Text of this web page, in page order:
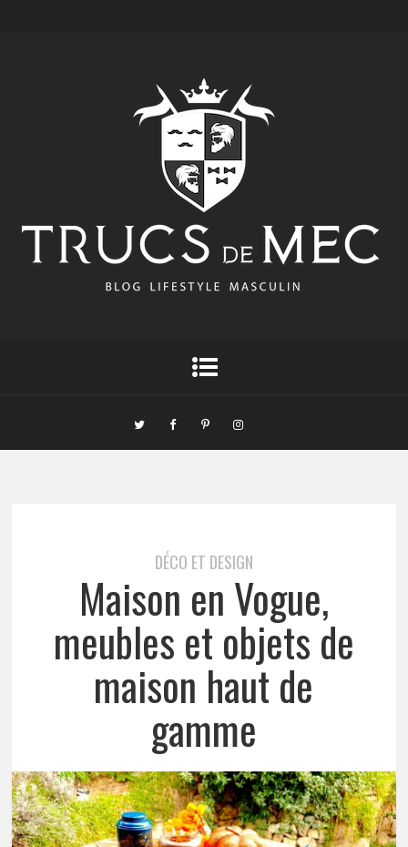
DÉCO ET DESIGN
Maison en Vogue,
meubles et objets de
maison haut de
gamme